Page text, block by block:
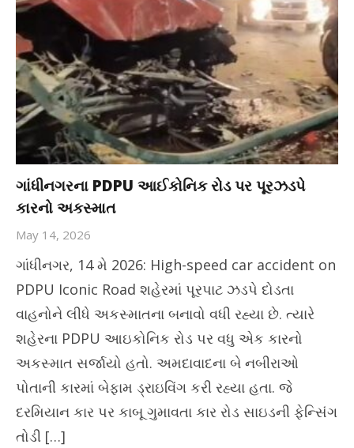
ગાંધીનગરના PDPU આઈકોનિક રોડ પર પૂરઝડપે
કારનો અકસ્માત
May 14, 2026
ગાંધીનગર, 14 મે 2026: High-speed car accident on
PDPU Iconic Road શહેરમાં પૂરપાટ ઝડપે દોડતા
વાહનોને લીધે અકસ્માતના બનાવો વધી રહ્યા છે. ત્યારે
શહેરના PDPU આઇકોનિક રોડ પર વધુ એક કારનો
અકસ્માત સર્જાયો હતો. અમદાવાદના બે નબીરાઓ
પોતાની કારમાં બેફામ ડ્રાઇવિંગ કરી રહ્યા હતા. જે
દરમિયાન કાર પર કાબૂ ગુમાવતા કાર રોડ સાઇડની ફેન્સિંગ
તોડી […]